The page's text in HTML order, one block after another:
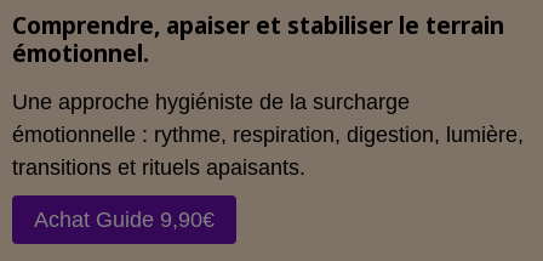
Comprendre, apaiser et stabiliser le terrain
émotionnel.
Une approche hygiéniste de la surcharge
émotionnelle : rythme, respiration, digestion, lumière,
transitions et rituels apaisants.
Achat Guide 9,90€